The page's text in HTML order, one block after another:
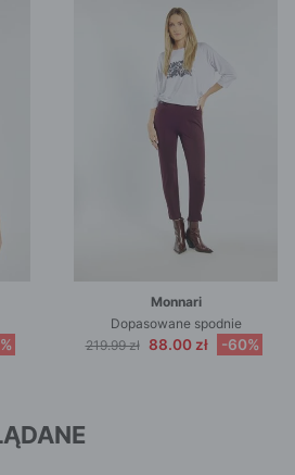
Monnari
Dopasowane spodnie
219.99 zł 88.00 zł -60%